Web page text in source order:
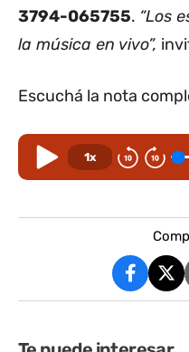
3794-065755. “Los
la música en vivo”,
Escuchá la nota
1x